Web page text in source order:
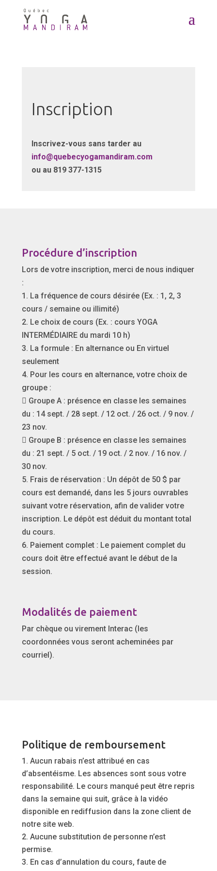
Inscription
Inscrivez-vous sans tarder au
info@quebecyogamandiram.com
ou au 819 377-1315
Procédure d’inscription
Lors de votre inscription, merci de nous indiquer
:
1. La fréquence de cours désirée (Ex. : 1, 2, 3
cours / semaine ou illimité)
2. Le choix de cours (Ex. : cours YOGA
INTERMÉDIAIRE du mardi 10 h)
3. La formule : En alternance ou En virtuel
seulement
4. Pour les cours en alternance, votre choix de
groupe :
 Groupe A : présence en classe les semaines
du : 14 sept. / 28 sept. / 12 oct. / 26 oct. / 9 nov. /
23 nov.
 Groupe B : présence en classe les semaines
du : 21 sept. / 5 oct. / 19 oct. / 2 nov. / 16 nov. /
30 nov.
5. Frais de réservation : Un dépôt de 50 $ par
cours est demandé, dans les 5 jours ouvrables
suivant votre réservation, afin de valider votre
inscription. Le dépôt est déduit du montant total
du cours.
6. Paiement complet : Le paiement complet du
cours doit être effectué avant le début de la
session.
Modalités de paiement
Par chèque ou virement Interac (les
coordonnées vous seront acheminées par
courriel).
Politique de remboursement
Aucun rabais n’est attribué en cas
d’absentéisme. Les absences sont sous votre
responsabilité. Le cours manqué peut être repris
dans la semaine qui suit, grâce à la vidéo
disponible en rediffusion dans la zone client de
notre site web.
Aucune substitution de personne n’est
permise.
En cas d’annulation du cours, faute de